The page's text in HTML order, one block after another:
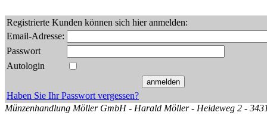
Registrierte Kunden können sich hier anmelden:
Email-Adresse:
Passwort
Autologin
Haben Sie Ihr Passwort vergessen?
Münzenhandlung Möller GmbH - Harald Möller - Heideweg 2 -